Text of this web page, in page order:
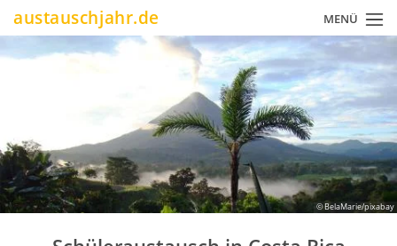
Direkt
zum
Inhalt
austauschjahr.de MENÜ
© BelaMarie/pixabay